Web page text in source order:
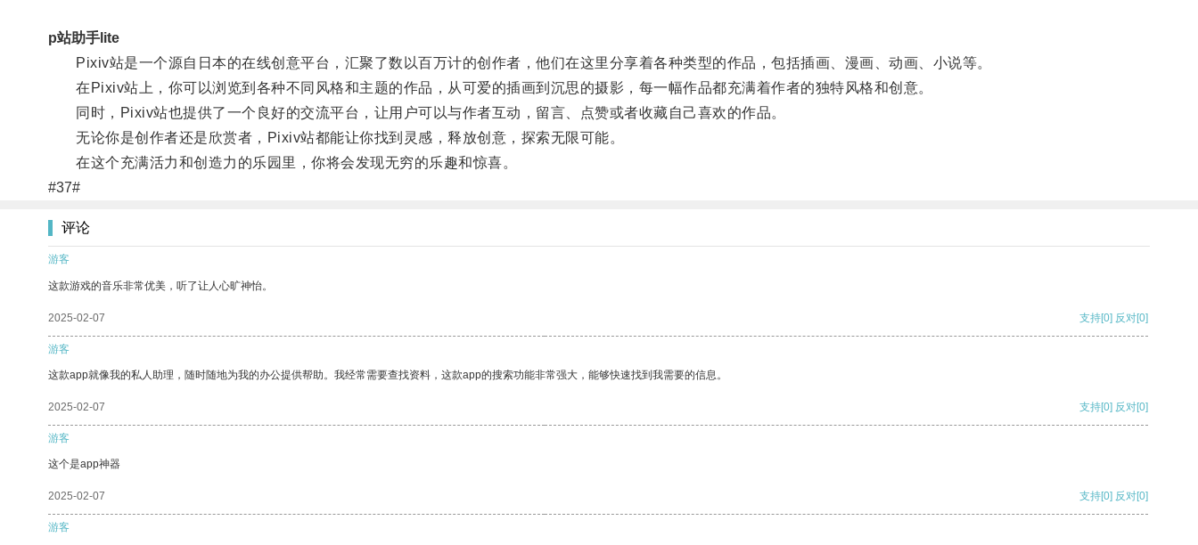
p站助手lite
Pixiv站是一个源自日本的在线创意平台，汇聚了数以百万计的创作者，他们在这里分享着各种类型的作品，包括插画、漫画、动画、小说等。
在Pixiv站上，你可以浏览到各种不同风格和主题的作品，从可爱的插画到沉思的摄影，每一幅作品都充满着作者的独特风格和创意。
同时，Pixiv站也提供了一个良好的交流平台，让用户可以与作者互动，留言、点赞或者收藏自己喜欢的作品。
无论你是创作者还是欣赏者，Pixiv站都能让你找到灵感，释放创意，探索无限可能。
在这个充满活力和创造力的乐园里，你将会发现无穷的乐趣和惊喜。
#37#
评论
游客
这款游戏的音乐非常优美，听了让人心旷神怡。
2025-02-07 支持[0] 反对[0]
游客
这款app就像我的私人助理，随时随地为我的办公提供帮助。我经常需要查找资料，这款app的搜索功能非常强大，能够快速找到我需要的信息。
2025-02-07 支持[0] 反对[0]
游客
这个是app神器
2025-02-07 支持[0] 反对[0]
游客